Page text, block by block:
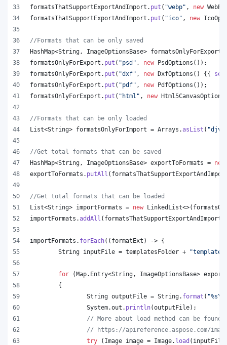
formatsThatSupportExportAndImport . put ( "webp" , new
formatsThatSupportExportAndImport . put ( "ico" , new
//Formats that can be only saved
HashMap<String , ImageOptionsBase> formatsOnlyForExport
formatsOnlyForExport . put ( "psd" , new PsdOptions ());
formatsOnlyForExport . put ( "dxf" , new DxfOptions () {{
formatsOnlyForExport . put ( "pdf" , new PdfOptions ());
formatsOnlyForExport . put ( "html" , new Html5CanvasOptions
//Formats that can be only loaded
List<String> formatsOnlyForImport = Arrays .asList (
//Get total formats that can be saved
HashMap<String , ImageOptionsBase> exportToFormats = new
exportToFormats . putAll (
//Get total formats that can be loaded
List<String> importFormats = new LinkedList<>(
importFormats .addAll ( formatsThatSupportExportAndImport
importFormats . forEach(( formatExt ) -> {
String inputFile = templatesFolder +
for (Map. Entry<String , ImageOptionsBase>
	{
String outputFile = String. format ( "%s\\
System.out . println(outputFile);
// More about load method can be found
// https://apireference.aspose.com/
try ( Image image = Image. load ( inputFile